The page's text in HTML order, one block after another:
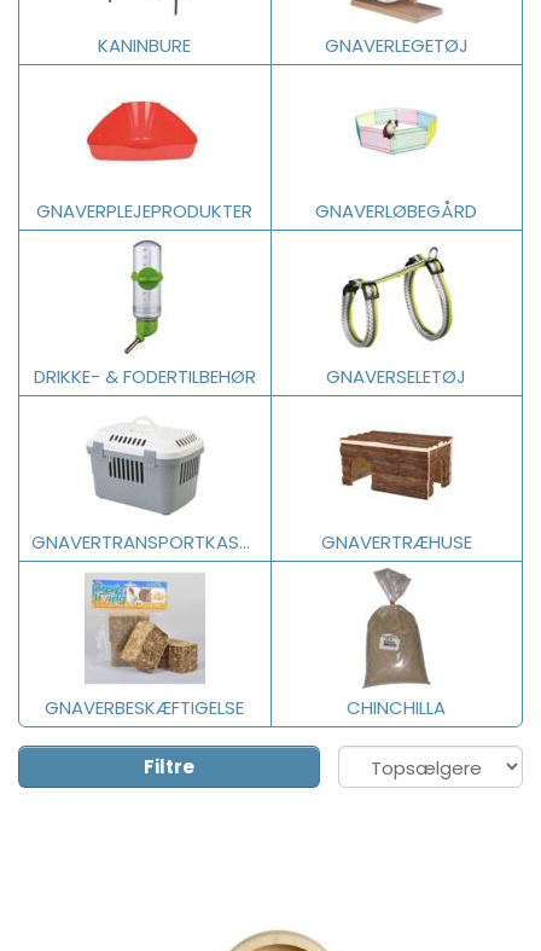
KANINBURE GNAVERLEGETØJ
GNAVERPLEJEPRODUKTER GNAVERLØBEGÅRD
DRIKKE- & FODERTILBEHØR GNAVERSELETØJ
GNAVERTRANSPORTKASSE GNAVERTRÆHUSE
GNAVERBESKÆFTIGELSE CHINCHILLA
Filtre